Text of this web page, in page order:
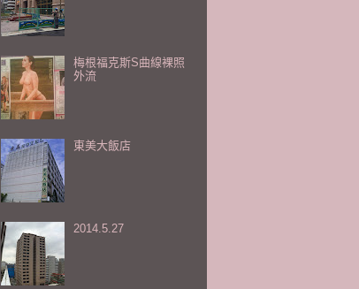
梅根福克斯S曲線裸照
外流
東美大飯店
2014.5.27